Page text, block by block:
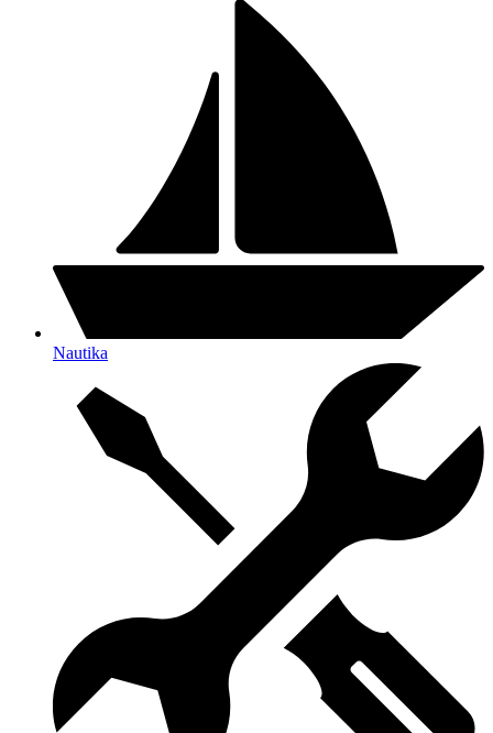
Nautika